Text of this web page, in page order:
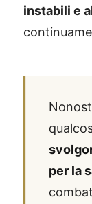
instabili e
per la